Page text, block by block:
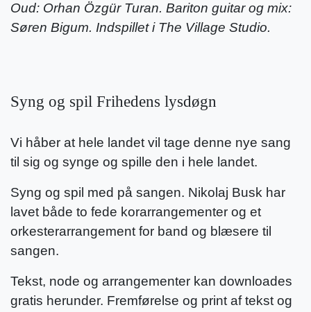
Oud: Orhan Özgür Turan. Bariton guitar og mix:
Søren Bigum. Indspillet i The Village Studio.
Syng og spil Frihedens lysdøgn
Vi håber at hele landet vil tage denne nye sang
til sig og synge og spille den i hele landet.
Syng og spil med på sangen. Nikolaj Busk har
lavet både to fede korarrangementer og et
orkesterarrangement for band og blæsere til
sangen.
Tekst, node og arrangementer kan downloades
gratis herunder. Fremførelse og print af tekst og